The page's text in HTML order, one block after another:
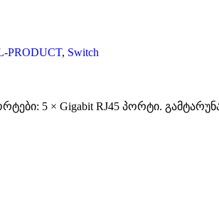
PRODUCT, Switch
5 × Gigabit RJ45 პორტი.